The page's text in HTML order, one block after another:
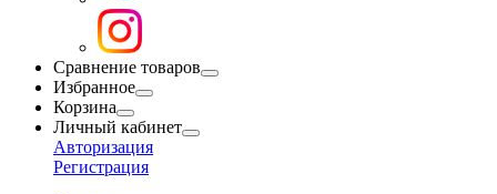
Сравнение товаров
Избранное
Корзина
Личный кабинет
Авторизация
Регистрация